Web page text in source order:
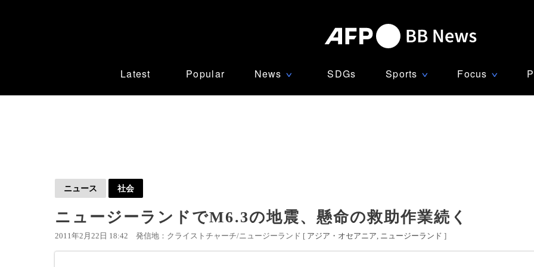
Latest Popular News ∨ SDGs Sports ∨ Focus ∨
ニュース 社会
ニュージーランドでM6.3の地震、懸命の救助作業続く
2011年2月22日 18:42 発信地：クライストチャーチ/ニュージーランド [ アジア・オセアニア ニュージーランド ]